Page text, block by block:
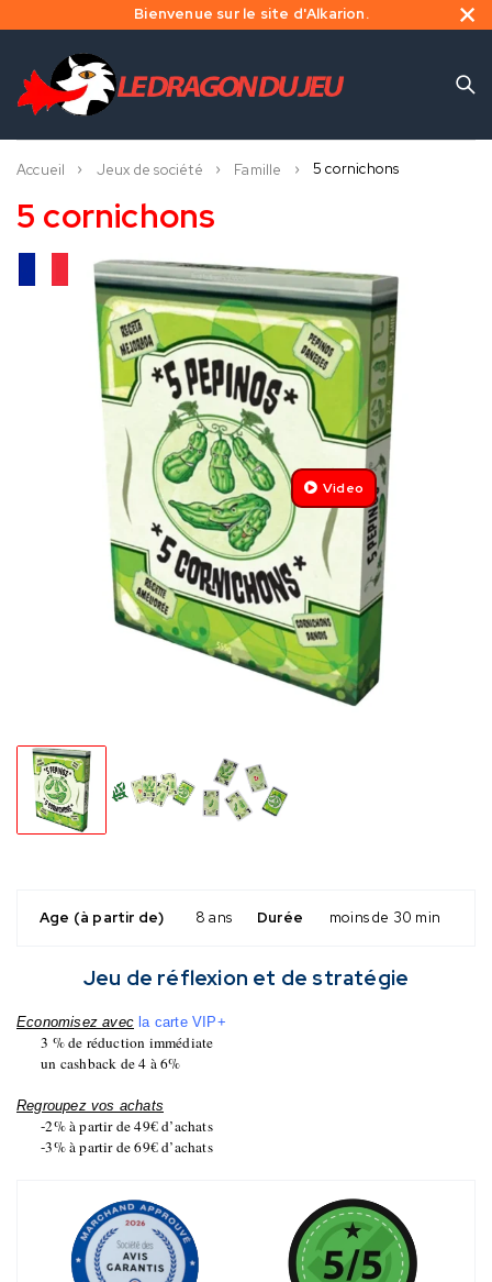
Bienvenue sur le site d'Alkarion.
Accueil Jeux de société Famille 5 cornichons
5 cornichons
Video
Age (à partir de) 8 ans Durée moins de 30 min
Jeu de réflexion et de stratégie
Economisez avec la carte VIP+
3 % de réduction immédiate
un cashback de 4 à 6%
Regroupez vos achats
-2% à partir de 49€ d’achats
-3% à partir de 69€ d’achats